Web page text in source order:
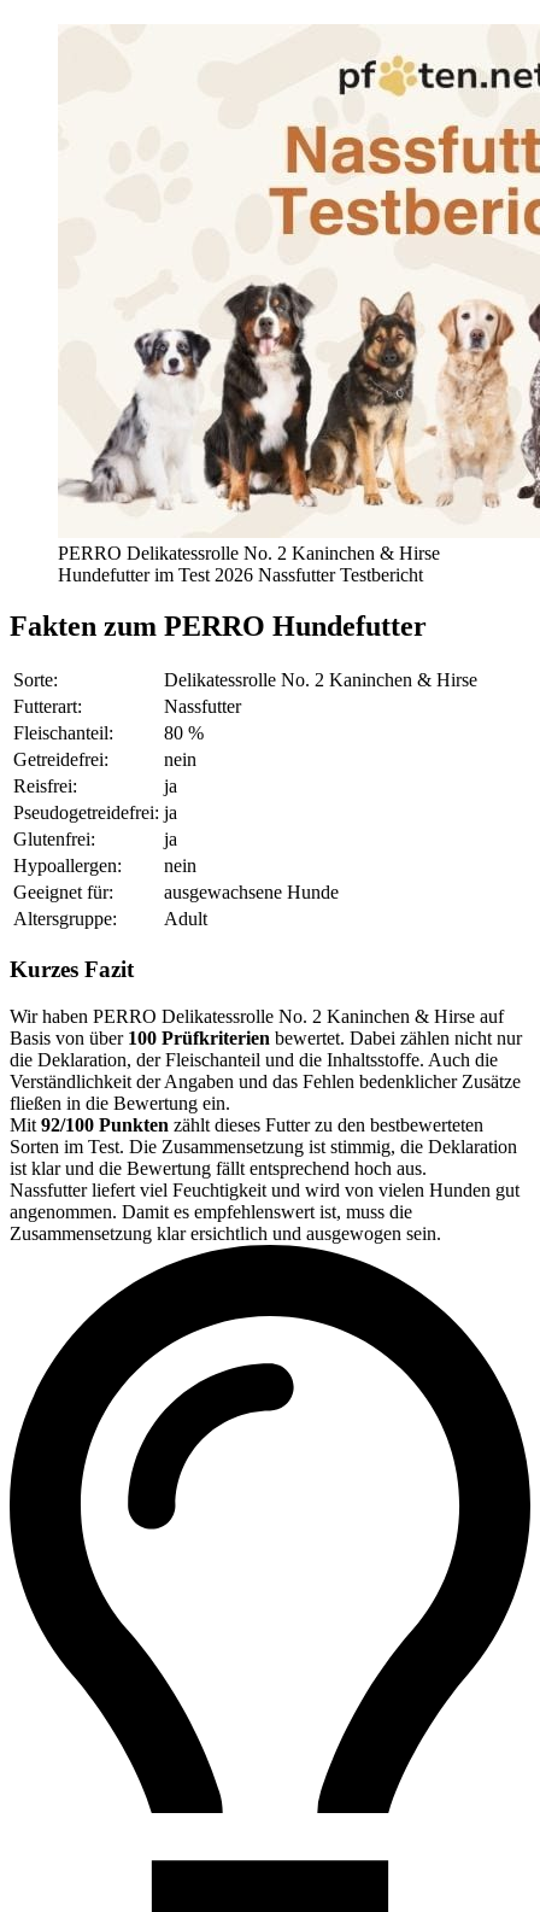
PERRO Delikatessrolle No. 2 Kaninchen & Hirse
Hundefutter im Test 2026 Nassfutter Testbericht
Fakten zum PERRO Hundefutter
Sorte:
Delikatessrolle No. 2 Kaninchen & Hirse
Futterart:
Nassfutter
Fleischanteil:
80 %
Getreidefrei:
nein
Reisfrei:
ja
Pseudogetreidefrei: ja
Glutenfrei:
ja
Hypoallergen:
nein
Geeignet für:
ausgewachsene Hunde
Altersgruppe:
Adult
Kurzes Fazit
Wir haben PERRO Delikatessrolle No. 2 Kaninchen & Hirse auf
Basis von über 100 Prüfkriterien bewertet. Dabei zählen nicht nur
die Deklaration, der Fleischanteil und die Inhaltsstoffe. Auch die
Verständlichkeit der Angaben und das Fehlen bedenklicher Zusätze
fließen in die Bewertung ein.
Mit 92/100 Punkten zählt dieses Futter zu den bestbewerteten
Sorten im Test. Die Zusammensetzung ist stimmig, die Deklaration
ist klar und die Bewertung fällt entsprechend hoch aus.
Nassfutter liefert viel Feuchtigkeit und wird von vielen Hunden gut
angenommen. Damit es empfehlenswert ist, muss die
Zusammensetzung klar ersichtlich und ausgewogen sein.